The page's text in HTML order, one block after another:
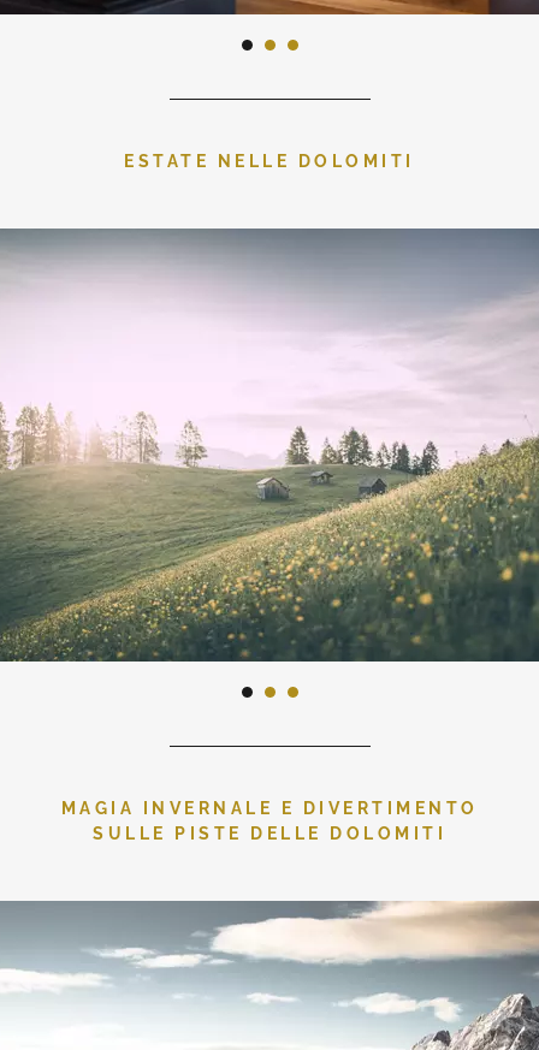
ESTATE NELLE DOLOMITI
MAGIA INVERNALE E DIVERTIMENTO
SULLE PISTE DELLE DOLOMITI